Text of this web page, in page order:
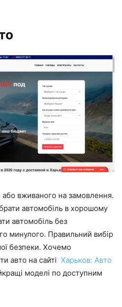
або вживаного на замовлення.
автомобіль в хорошому
автомобіль без
минулого. Правильний вибір
безпеки. Хочемо
авто на сайті Харьков: Авто
моделі по доступним